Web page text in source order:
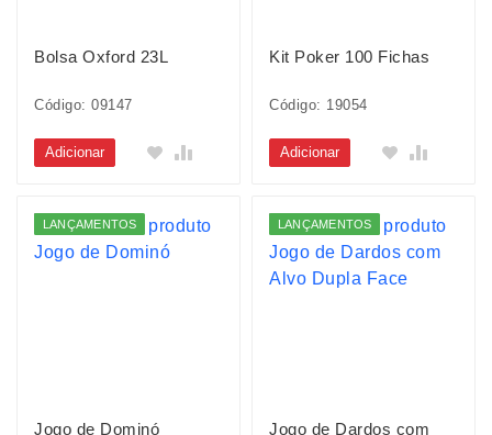
Bolsa Oxford 23L
Código: 09147
Adicionar
Kit Poker 100 Fichas
Código: 19054
Adicionar
LANÇAMENTOS
Jogo de Dominó
LANÇAMENTOS
Jogo de Dardos com